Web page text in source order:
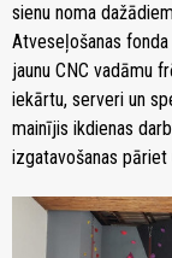
sienu noma
Atveseļošanas
jaunu CNC vadāmu
iekārtu, serveri un
mainījis ikdienas
izgatavošanas